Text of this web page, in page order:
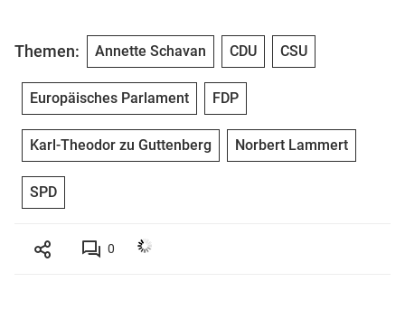
Themen: Annette Schavan CDU CSU
Europäisches Parlament FDP
Karl-Theodor zu Guttenberg Norbert Lammert
SPD
0